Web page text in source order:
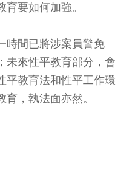
要如何加強。
時間已將涉案員警免
未來性平教育部分，會
平教育法和性平工作環
，執法面亦然。